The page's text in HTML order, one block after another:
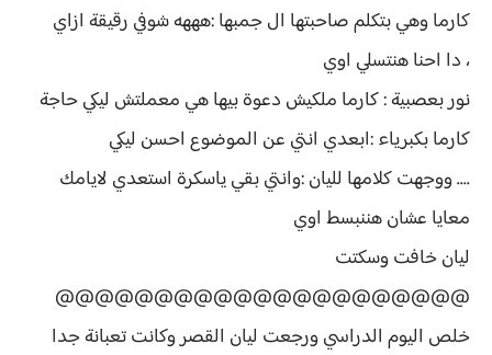
كارما وهي بتكلم صاحبتها ال جمبها :هههه شوفي رقيقة ازاي
، دا احنا هنتسلي اوي
نور بعصبية : كارما ملكيش دعوة بيها هي معملتش ليكي حاجة
كارما بكبرياء :ابعدي انتي عن الموضوع احسن ليكي
.... ووجهت كلامها لليان :وانتي بقي ياسكرة استعدي لايامك
معايا عشان هننبسط اوي
ليان خافت وسكتت
@@@@@@@@@@@@@@@@@@@@@
خلص اليوم الدراسي ورجعت ليان القصر وكانت تعبانة جدا